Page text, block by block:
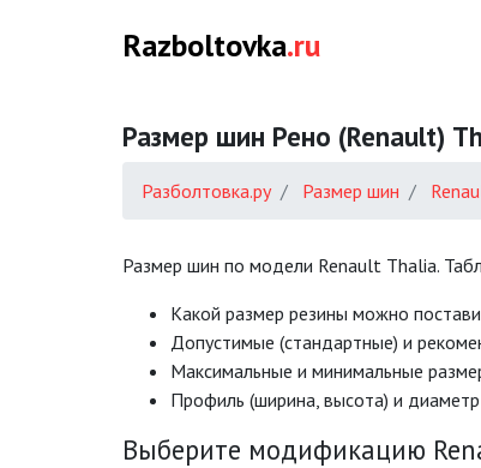
Razboltovka.ru
Размер шин Рено (Renault)
Разболтовка.ру Размер шин
Размер шин по модели Renault Thalia.
Какой размер резины можно
Допустимые (стандартные) и
Mаксимальные и минимальные
Профиль (ширина, высота) и
Выберите модификацию